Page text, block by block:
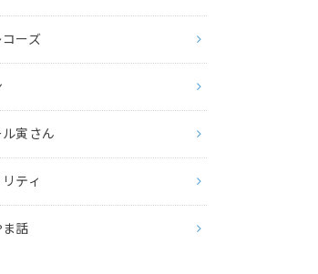
ーズ
寅さん
ティ
話